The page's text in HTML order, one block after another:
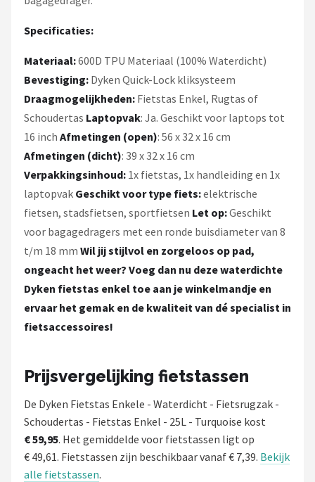
Specificaties:
Materiaal:600D TPU Materiaal (100% Waterdicht)
Bevestiging: Dyken Quick-Lock kliksysteem
Draagmogelijkheden: Fietstas Enkel, Rugtas of
Schoudertas Laptopvak: Ja. Geschikt voor laptops tot
16 inch Afmetingen (open): 56 x 32 x 16 cm
Afmetingen (dicht): 39 x 32 x 16 cm
Verpakkingsinhoud: 1x fietstas, 1x handleiding en 1x
laptopvak Geschikt voor type fiets:elektrische
fietsen, stadsfietsen, sportfietsen Let op:Geschikt
voor bagagedragers met een ronde buisdiameter van 8
t/m 18 mm Wil jij stijlvol en zorgeloos op pad,
ongeacht het weer? Voeg dan nu deze waterdichte
Dyken fietstas enkel toe aan je winkelmandje en
ervaar het gemak en de kwaliteit van dé specialist in
fietsaccessoires!
Prijsvergelijking fietstassen
De Dyken Fietstas Enkele - Waterdicht - Fietsrugzak -
Schoudertas - Fietstas Enkel - 25L - Turquoise kost
€ 59,95. Het gemiddelde voor fietstassen ligt op
€ 49,61. Fietstassen zijn beschikbaar vanaf € 7,39. Bekijk
alle fietstassen.